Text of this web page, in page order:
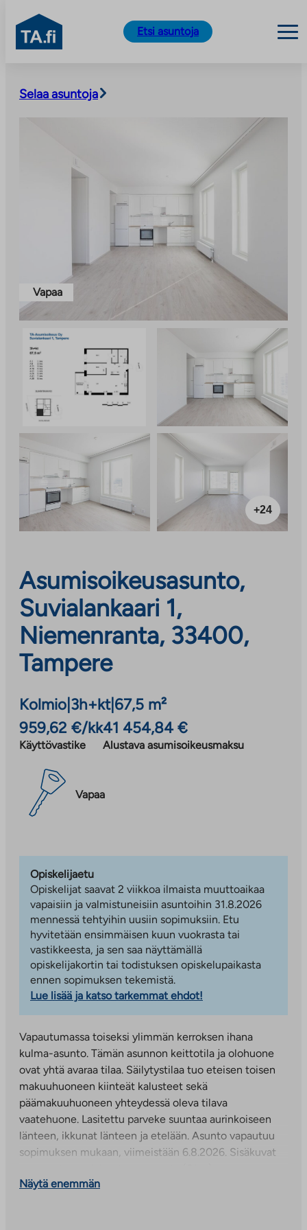
sisältöön
TA.fi
Etsi asuntoja
Selaa asuntoja
Vapaa
+24
Asumisoikeusasunto,
Suvialankaari 1,
Niemenranta, 33400,
Tampere
Kolmio 3h+kt| 67,5 m²
959,62 €/kk
Käyttövastike
41 454,84 €
Alustava asumisoikeusmaksu
Vapaa
Opiskelijaetu
Opiskelijat saavat 2 viikkoa ilmaista muuttoaikaa
vapaisiin ja valmistuneisiin asuntoihin 31.8.2026
mennessä tehtyihin uusiin sopimuksiin. Etu
hyvitetään ensimmäisen kuun vuokrasta tai
vastikkeesta, ja sen saa näyttämällä
opiskelijakortin tai todistuksen opiskelupaikasta
ennen sopimuksen tekemistä.
Lue lisää ja katso tarkemmat ehdot!
Vapautumassa toiseksi ylimmän kerroksen ihana
kulma-asunto. Tämän asunnon keittotila ja olohuone
ovat yhtä avaraa tilaa. Säilytystilaa tuo eteisen toisen
makuuhuoneen kiinteät kalusteet sekä
päämakuuhuoneen yhteydessä oleva tilava
vaatehuone. Lasitettu parveke suuntaa aurinkoiseen
länteen, ikkunat länteen ja etelään. Asunto vapautuu
sopimuksen mukaan, viimeistään 6.8.2026. Sisäkuvat
Näytä enemmän